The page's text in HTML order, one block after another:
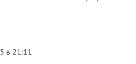
в 21:11